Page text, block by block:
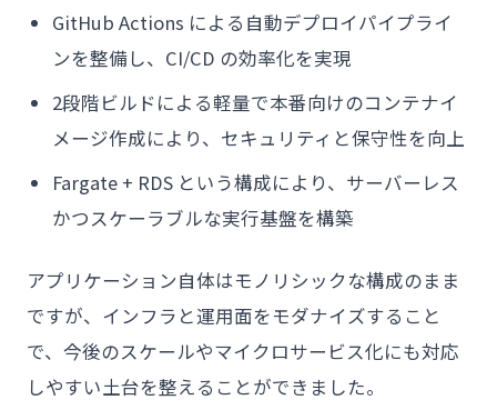
GitHub Actions による自動デプロイパイプライ
ンを整備し、CI/CD の効率化を実現
2段階ビルドによる軽量で本番向けのコンテナイ
メージ作成により、セキュリティと保守性を向上
Fargate + RDS という構成により、サーバーレス
かつスケーラブルな実行基盤を構築
アプリケーション自体はモノリシックな構成のまま
ですが、インフラと運用面をモダナイズすること
で、今後のスケールやマイクロサービス化にも対応
しやすい土台を整えることができました。